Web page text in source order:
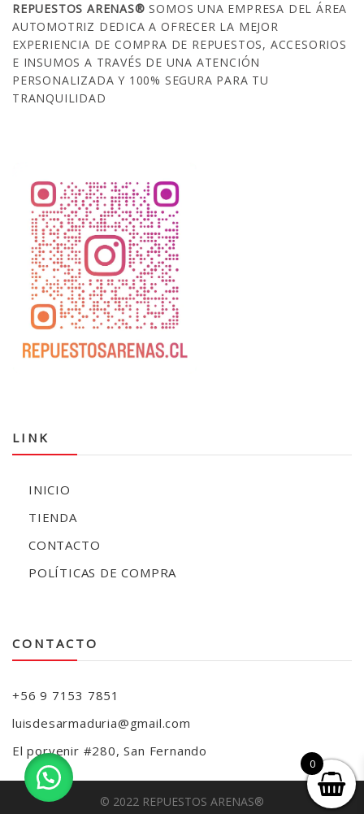
REPUESTOS ARENAS®SOMOS UNA EMPRESA DEL ÁREA
AUTOMOTRIZ DEDICA A OFRECER LA MEJOR
EXPERIENCIA DE COMPRA DE REPUESTOS, ACCESORIOS
E INSUMOS A TRAVÉS DE UNA ATENCIÓN
PERSONALIZADA Y 100% SEGURA PARA TU
TRANQUILIDAD
LINK
INICIO
TIENDA
CONTACTO
POLÍTICAS DE COMPRA
CONTACTO
+56 9 7153 7851
luisdesarmaduria@gmail.com
El porvenir #280, San Fernando
© 2022 REPUESTOS ARENAS®
0